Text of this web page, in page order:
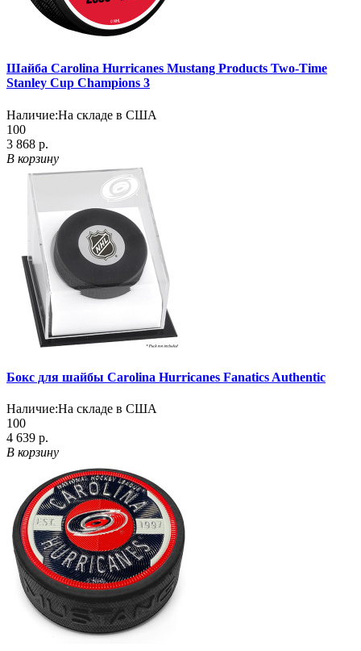
Шайба Carolina Hurricanes Mustang Products Two-Time
Stanley Cup Champions 3
Наличие:На складе в США
100
3 868 р.
В корзину
Бокс для шайбы Carolina Hurricanes Fanatics Authentic
Наличие:На складе в США
100
4 639 р.
В корзину